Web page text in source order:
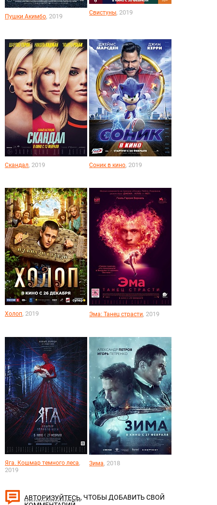
Пушки Акимбо, 2019
Свистуны, 2019
Скандал, 2019 Соник в кино, 2019
Холоп, 2019 Эма: Танец страсти, 2019
Яга. Кошмар темного леса,
2019
Зима, 2018
АВТОРИЗУЙТЕСЬ, ЧТОБЫ ДОБАВИТЬ СВОЙ